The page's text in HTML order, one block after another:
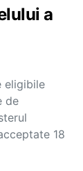
a
eligibile
de
18